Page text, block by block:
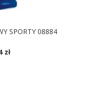
SPORTY 08884
zł